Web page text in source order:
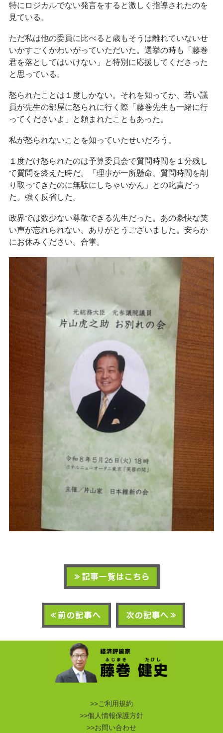
特にロジカルでない発言をすると激しく指導されたのを
見ている。
ただ私は他の委員に比べると歳もそうは離れていないせ
いかすごくかわいがっていただいた。選挙の時も「藤巻
君を落としてはいけない」と特別に応援してくださった
と思っている。
怒られたことは１度しかない。それを知ってか、若い議
員が先生の部屋に怒られに行く際「藤巻先生も一緒に行
ってくださいよ」と頼まれたこともあった。
私が怒られないことを知っていたせいだろう。
１度だけ怒られたのは予算委員会で質問時間を１分残し
て質問を終えた時だ。「理事が一所懸命、質問時間を削
り取ってきたのに無駄にしちゃいかん」との叱責だっ
た。強く反省した。
政界では数少ない尊敬できる先生だった。あの豪快な笑
い声が忘れられない。ありがとうございました。安らか
にお休みください。合掌。
>>ご利用規約
>>個人情報保護方針
>>お問い合わせ